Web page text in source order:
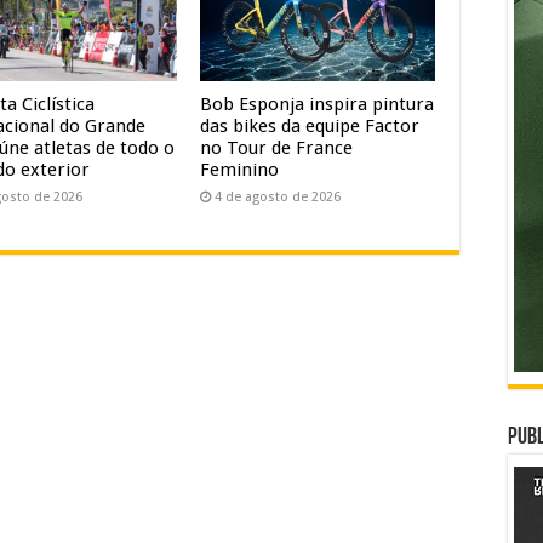
Ciclística
do Grande
atletas de todo o
exterior
de 2026
Bob Esponja inspira pintura
das bikes da equipe Factor
no Tour de France
Feminino
4 de agosto de 2026